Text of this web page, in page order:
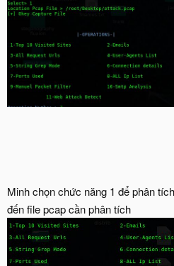
Minh chọn chức năng 1 để phân
đến file pcap cần phân tích